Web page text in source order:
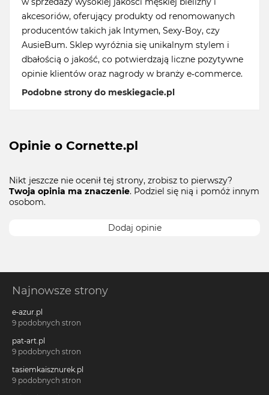
akcesoriów, oferujący produkty od renomowanych
producentów takich jak Intymen, Sexy-Boy, czy
AusieBum. Sklep wyróżnia się unikalnym stylem i
dbałością o jakość, co potwierdzają liczne pozytywne
opinie klientów oraz nagrody w branży e-commerce.
Podobne strony do meskiegacie.pl
Opinie o Cornette.pl
Nikt jeszcze nie ocenił tej strony, zrobisz to pierwszy?
Twoja opinia ma znaczenie. Podziel się nią i pomóż innym
osobom.
Dodaj opinie
Najnowsze strony
e-azur.pl
9 podobnych stron
pat-art.pl
9 podobnych stron
tasiemkaisznurek.pl
9 podobnych stron